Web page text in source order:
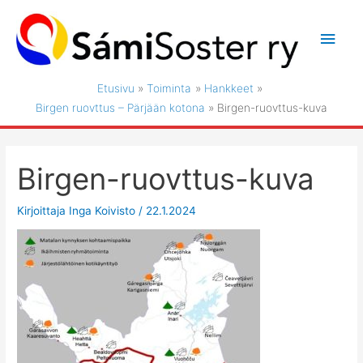
sisältöön
Etusivu Toiminta
Hankkeet
Birgen ruovttus – Pärjään kotona
Birgen-ruovttus-kuva
Birgen-ruovttus-kuva
Kirjoittaja Inga Koivisto / 22.1.2024